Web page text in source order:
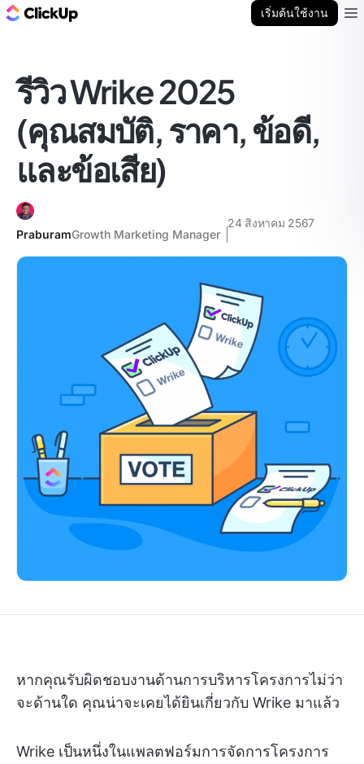
เริ่มต้นใช้งาน
รีวิว Wrike 2025
(คุณสมบัติ, ราคา, ข้อดี,
และข้อเสีย)
PraburamGrowth Marketing Manager
24 สิงหาคม 2567
หากคุณรับผิดชอบงานด้านการบริหารโครงการไม่ว่า
จะด้านใด คุณน่าจะเคยได้ยินเกี่ยวกับ Wrike มาแล้ว
Wrike เป็นหนึ่งในแพลตฟอร์มการจัดการโครงการ